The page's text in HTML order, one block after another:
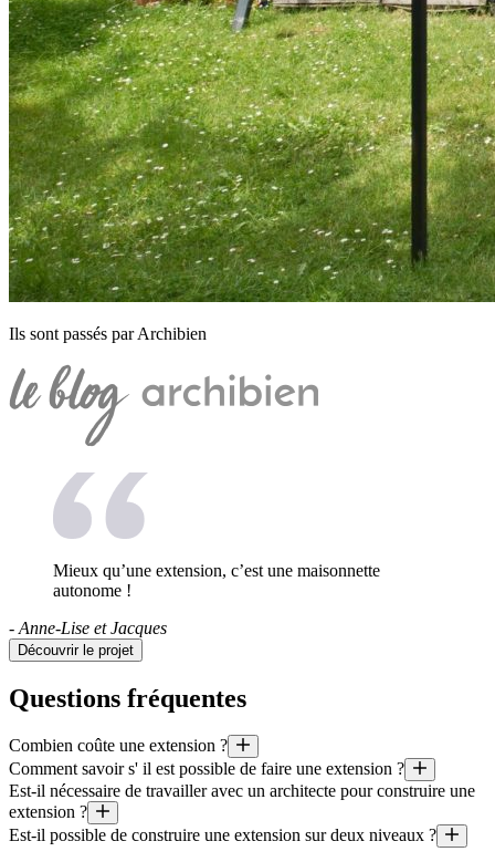
Ils sont passés par Archibien
Mieux qu’une extension, c’est une maisonnette
autonome !
- Anne-Lise et Jacques
Découvrir le projet
Questions fréquentes
Combien coûte une extension ?
Quel est le prix au mètre carré d’une extension faite par un
Il est aussi utile de préciser que le coût moyen d’un projet géré par
Comment savoir s' il est possible de faire une extension ?
De nos jours, les contraintes les plus importantes pour pouvoir
Est-il nécessaire de travailler avec un architecte pour construire une
extension ?
Ce n’est pas toujours obligatoire : l’agrandissement d’une maison
Est-il possible de construire une extension sur deux niveaux ?